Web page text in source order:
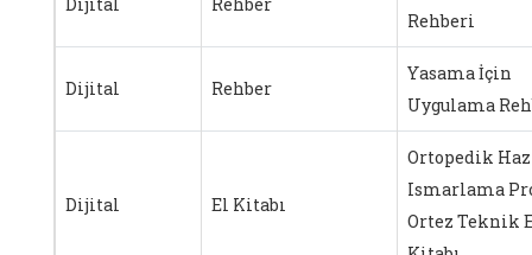
Rehberi
Dijital Rehber
Yasama İçin
Uygulama
Dijital El Kitabı
Ortopedik
Ismarlama
Ortez Teknik